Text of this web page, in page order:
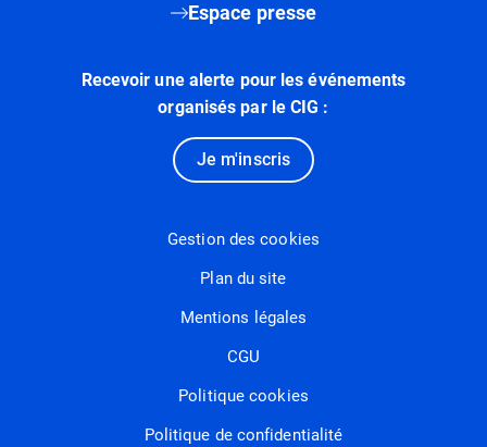
Espace presse
Recevoir une alerte pour les événements
organisés par le CIG :
Je m'inscris
Gestion des cookies
Plan du site
Mentions légales
CGU
Politique cookies
Politique de confidentialité